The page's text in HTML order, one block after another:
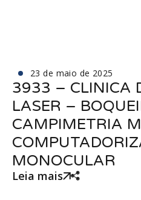
23 de maio de 2025
3933 – CLINICA
LASER –
CAMPIMETRIA
MONOCULAR
Leia mais